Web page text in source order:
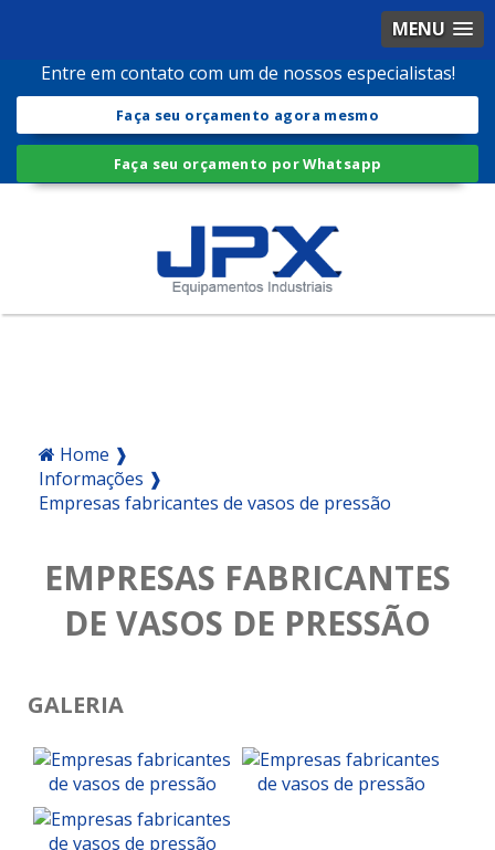
MENU
Entre em contato com um de nossos especialistas!
Faça seu orçamento agora mesmo
Faça seu orçamento por Whatsapp
Home ❱
Informações ❱
Empresas fabricantes de vasos de pressão
EMPRESAS FABRICANTES
DE VASOS DE PRESSÃO
GALERIA